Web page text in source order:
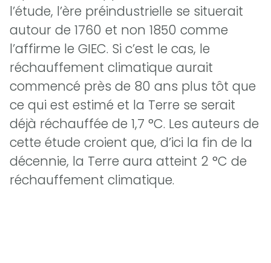
l’étude, l’ère préindustrielle se situerait
autour de 1760 et non 1850 comme
l’affirme le GIEC. Si c’est le cas, le
réchauffement climatique aurait
commencé près de 80 ans plus tôt que
ce qui est estimé et la Terre se serait
déjà réchauffée de 1,7 °C. Les auteurs de
cette étude croient que, d’ici la fin de la
décennie, la Terre aura atteint 2 °C de
réchauffement climatique.